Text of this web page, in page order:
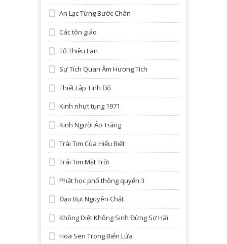
An Lạc Từng Bước Chân
Các tôn giáo
Tố Thiều Lan
Sự Tích Quan Âm Hương Tích
Thiết Lập Tịnh Độ
Kinh nhựt tụng 1971
Kinh Người Áo Trắng
Trái Tim Của Hiểu Biết
Trái Tim Mặt Trời
Phật học phổ thông quyển 3
Đạo Bụt Nguyên Chất
Không Diệt Không Sinh Đừng Sợ Hãi
Hoa Sen Trong Biển Lửa